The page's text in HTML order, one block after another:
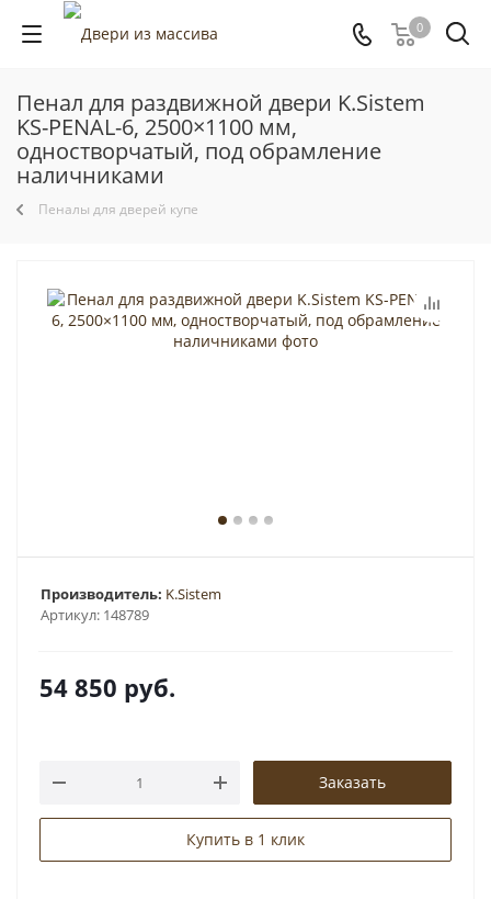
0
Пенал для раздвижной двери K.Sistem
KS-PENAL-6, 2500×1100 мм,
одностворчатый, под обрамление
наличниками
Пеналы для дверей купе
Артикул: 148789
Производитель: K.Sistem
54 850 руб.
Заказать
Купить в 1 клик